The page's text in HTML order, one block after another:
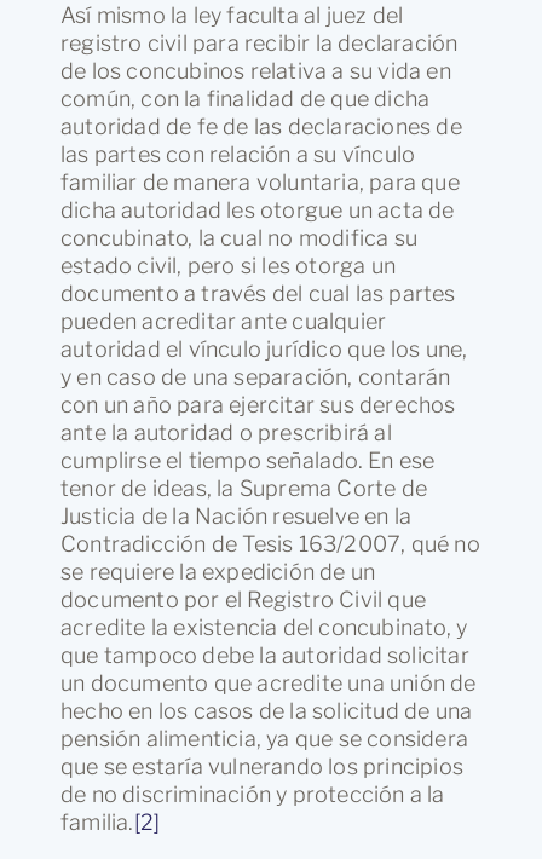
Así mismo la ley faculta al juez del
registro civil para recibir la declaración
de los concubinos relativa a su vida en
común, con la finalidad de que dicha
autoridad de fe de las declaraciones de
las partes con relación a su vínculo
familiar de manera voluntaria, para que
dicha autoridad les otorgue un acta de
concubinato, la cual no modifica su
estado civil, pero si les otorga un
documento a través del cual las partes
pueden acreditar ante cualquier
autoridad el vínculo jurídico que los une,
y en caso de una separación, contarán
con un año para ejercitar sus derechos
ante la autoridad o prescribirá al
cumplirse el tiempo señalado. En ese
tenor de ideas, la Suprema Corte de
Justicia de la Nación resuelve en la
Contradicción de Tesis 163/2007, qué no
se requiere la expedición de un
documento por el Registro Civil que
acredite la existencia del concubinato, y
que tampoco debe la autoridad solicitar
un documento que acredite una unión de
hecho en los casos de la solicitud de una
pensión alimenticia, ya que se considera
que se estaría vulnerando los principios
de no discriminación y protección a la
familia.[2]